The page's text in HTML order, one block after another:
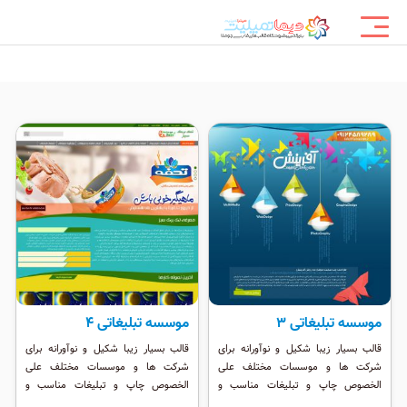
موسسه تبلیغاتی 3
قالب بسیار زیبا شکیل و نوآورانه برای
شرکت ها و موسسات مختلف علی
الخصوص چاپ و تبلیغات مناسب و
موسسه تبلیغاتی 4
قالب بسیار زیبا شکیل و نوآورانه برای
شرکت ها و موسسات مختلف علی
الخصوص چاپ و تبلیغات مناسب و